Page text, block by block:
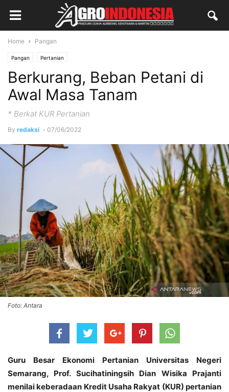
Home Pangan
Pangan Pertanian
Berkurang, Beban Petani di
Awal Masa Tanam
* Berkat KUR Pertanian
By redaksi - 07/06/2022
Foto: Antara
Guru Besar Ekonomi Pertanian Universitas Negeri
Semarang, Prof. Sucihatiningsih Dian Wisika Prajanti
menilai keberadaan Kredit Usaha Rakyat (KUR) pertanian